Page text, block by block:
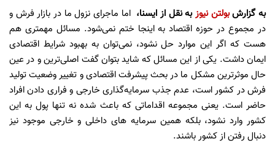
به گزارشبولتن نیوزبه نقل از ایسنا، اما ماجرای نزول ما در بازار فرش و
در مجموع در حوزه اقتصاد به اینجا ختم نمی‌شود. مسائل مهمتری هم
هست که اگر این موارد حل نشود، نمی‌توان به بهبود شرایط اقتصادی
ایمان داشت. یکی از این مسائل که شاید بتوان گفت اصلی‌ترین و در عین
حال موثرترین مشکل ما در بحث پیشرفت اقتصادی و تغییر وضعیت تولید
فرش در کشور است، عدم جذب سرمایه‌گذاری خارجی و فراری دادن افراد
حاضر است. یعنی مجموعه اقداماتی که باعث شده نه تنها پول به این
کشور وارد نشود، بلکه همین سرمایه های داخلی و خارجی موجود نیز
دنبال رفتن از کشور باشند.